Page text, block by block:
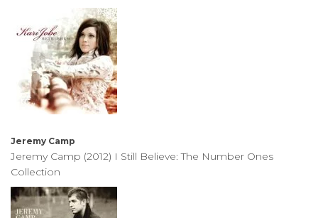
Jeremy Camp
Jeremy Camp (2012) I Still Believe: The Number Ones
Collection